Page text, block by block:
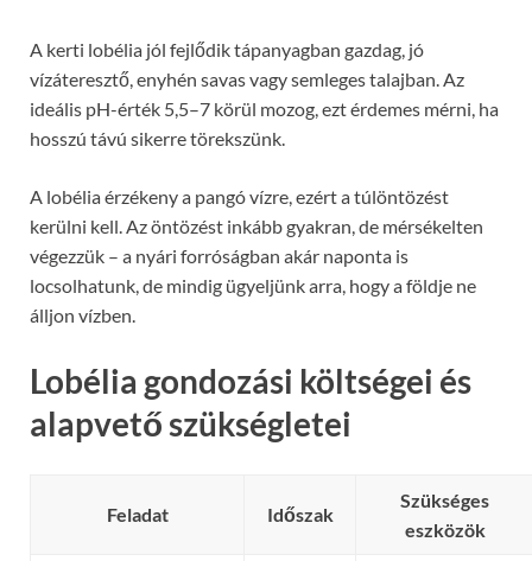
A kerti lobélia jól fejlődik tápanyagban gazdag, jó
vízáteresztő, enyhén savas vagy semleges talajban. Az
ideális pH-érték 5,5–7 körül mozog, ezt érdemes mérni, ha
hosszú távú sikerre törekszünk.
A lobélia érzékeny a pangó vízre, ezért a túlöntözést
kerülni kell. Az öntözést inkább gyakran, de mérsékelten
végezzük – a nyári forróságban akár naponta is
locsolhatunk, de mindig ügyeljünk arra, hogy a földje ne
álljon vízben.
Lobélia gondozási költségei és
alapvető szükségletei
Feladat Időszak
Szükséges
eszközök